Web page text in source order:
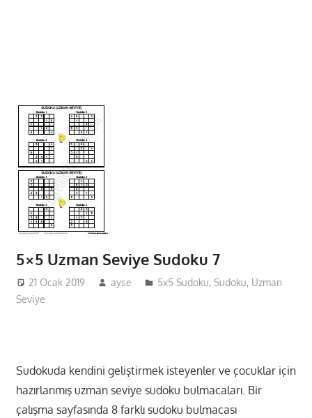
5×5 Uzman Seviye Sudoku 7
21 Ocak 2019 ayse 5x5 Sudoku,Sudoku, Uzman
Seviye
Sudokuda kendini geliştirmek isteyenler ve çocuklar için
hazırlanmış uzman seviye sudoku bulmacaları. Bir
çalışma sayfasında 8 farklı sudoku bulmacası